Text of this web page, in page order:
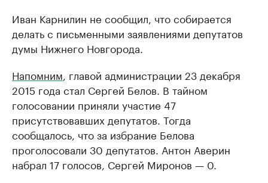
Иван Карнилин не сообщил, что собирается
делать с письменными заявлениями депутатов
думы Нижнего Новгорода.
Напомним, главой администрации 23 декабря
2015 года стал Сергей Белов. В тайном
голосовании приняли участие 47
присутствовавших депутатов. Тогда
сообщалось, что за избрание Белова
проголосовали 30 депутатов. Антон Аверин
набрал 17 голосов, Сергей Миронов — 0.